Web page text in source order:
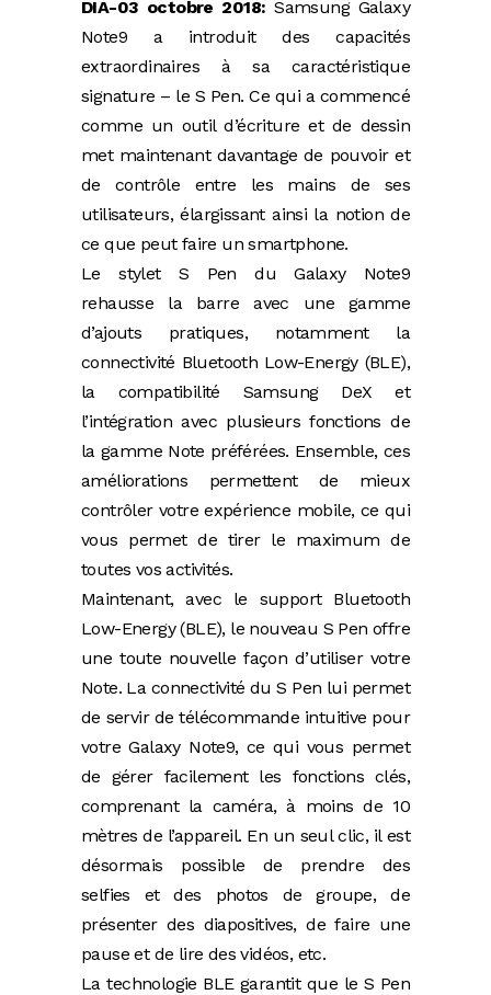
DIA-03 octobre 2018: Samsung Galaxy
Note9 a introduit des capacités
extraordinaires à sa caractéristique
signature – le S Pen. Ce qui a commencé
comme un outil d’écriture et de dessin
met maintenant davantage de pouvoir et
de contrôle entre les mains de ses
utilisateurs, élargissant ainsi la notion de
ce que peut faire un smartphone.
Le stylet S Pen du Galaxy Note9
rehausse la barre avec une gamme
d’ajouts pratiques, notamment la
connectivité Bluetooth Low-Energy (BLE),
la compatibilité Samsung DeX et
l’intégration avec plusieurs fonctions de
la gamme Note préférées. Ensemble, ces
améliorations permettent de mieux
contrôler votre expérience mobile, ce qui
vous permet de tirer le maximum de
toutes vos activités.
Maintenant, avec le support Bluetooth
Low-Energy (BLE), le nouveau S Pen offre
une toute nouvelle façon d’utiliser votre
Note. La connectivité du S Pen lui permet
de servir de télécommande intuitive pour
votre Galaxy Note9, ce qui vous permet
de gérer facilement les fonctions clés,
comprenant la caméra, à moins de 10
mètres de l’appareil. En un seul clic, il est
désormais possible de prendre des
selfies et des photos de groupe, de
présenter des diapositives, de faire une
pause et de lire des vidéos, etc.
La technologie BLE garantit que le S Pen